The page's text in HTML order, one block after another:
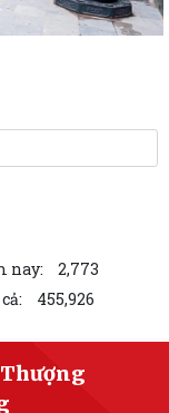
triển đột phá
sách toàn diện và
nay:
2,773
455,926